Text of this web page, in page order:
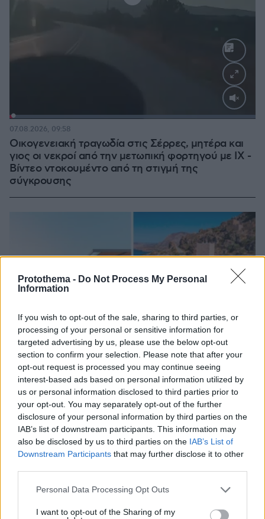
Protothema - Do Not Process My Personal
Information
If you wish to opt-out of the sale, sharing to third parties, or
processing of your personal or sensitive information for
targeted advertising by us, please use the below opt-out
section to confirm your selection. Please note that after your
opt-out request is processed you may continue seeing
interest-based ads based on personal information utilized by
us or personal information disclosed to third parties prior to
your opt-out. You may separately opt-out of the further
disclosure of your personal information by third parties on the
IAB’s list of downstream participants. This information may
also be disclosed by us to third parties on the IAB’s List of
Downstream Participants that may further disclose it to other
Please note that this website/app uses one or more Google
not limited to your visit or usage behaviour. You may click to
Personal Data Processing Opt Outs
I want to opt-out of the Sharing of my
Loaded:
Οικογενειακή τραγωδία στις Σέρρες, μητέρα και
γιος οι νεκροί από την μετωπική φορτηγού με ΙΧ -
Βίντεο ντοκουμέντο από τη στιγμή της
σύγκρουσης
07.08.2026, 09:58
παράδεισους